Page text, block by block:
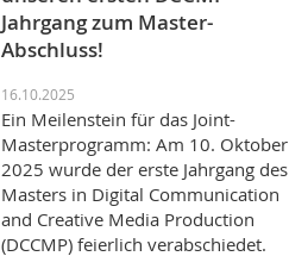
Jahrgang zum Master-
Abschluss!
16.10.2025
Ein Meilenstein für das Joint-
Masterprogramm: Am 10. Oktober
2025 wurde der erste Jahrgang des
Masters in Digital Communication
and Creative Media Production
(DCCMP) feierlich verabschiedet.